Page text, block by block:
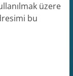
üzere
bu